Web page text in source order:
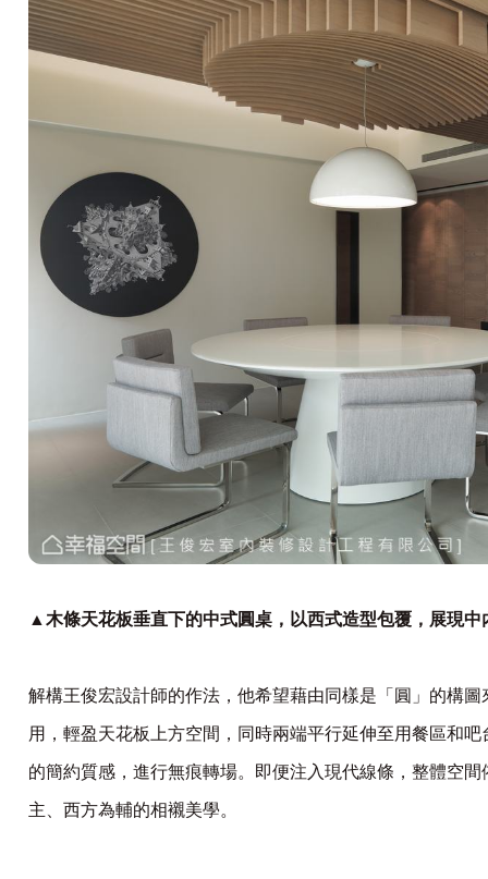
▲木條天花板垂直下的中式圓桌，以西式造型包覆，展現中
解構王俊宏設計師的作法，他希望藉由同樣是「圓」的構
用，輕盈天花板上方空間，同時兩端平行延伸至用餐區和
的簡約質感 ，進行無痕轉場。即便注入現代線條， 整體空間
主、西方為輔的相襯美學。